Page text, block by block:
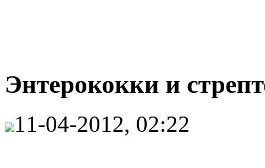
Энтерококки и
11-04-2012, 02:22